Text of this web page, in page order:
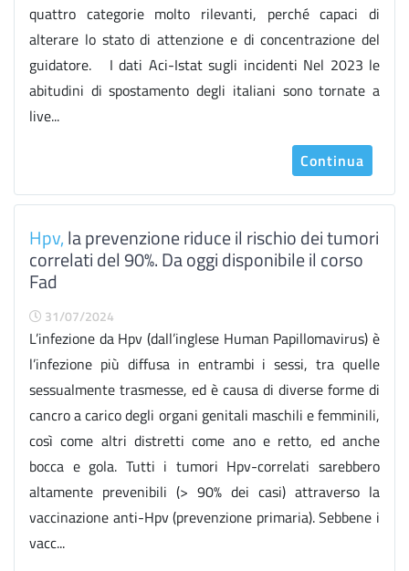
quattro categorie molto rilevanti, perché capaci di
alterare lo stato di attenzione e di concentrazione del
guidatore. I dati Aci-Istat sugli incidenti Nel 2023 le
abitudini di spostamento degli italiani sono tornate a
live...
Continua
Hpv,la prevenzione riduce il rischio dei tumori
correlati del 90%. Da oggi disponibile il corso
Fad
31/07/2024
L’infezione da Hpv (dall’inglese Human Papillomavirus) è
l’infezione più diffusa in entrambi i sessi, tra quelle
sessualmente trasmesse, ed è causa di diverse forme di
cancro a carico degli organi genitali maschili e femminili,
così come altri distretti come ano e retto, ed anche
bocca e gola. Tutti i tumori Hpv-correlati sarebbero
altamente prevenibili (> 90% dei casi) attraverso la
vaccinazione anti-Hpv (prevenzione primaria). Sebbene i
vacc...